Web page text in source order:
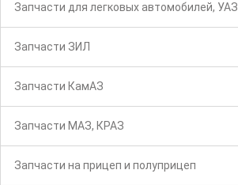
Запчасти для легковых автомобилей, УАЗ
Запчасти ЗИЛ
Запчасти КамАЗ
Запчасти МАЗ, КРАЗ
Запчасти на прицеп и полуприцеп